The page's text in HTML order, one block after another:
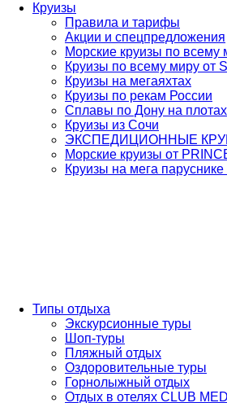
Круизы
Правила и тарифы
Акции и спецпредложения
Морские круизы по всему
Круизы по всему миру от
Круизы на мегаяхтах
Круизы по рекам России
Сплавы по Дону на плотах
Круизы из Сочи
ЭКСПЕДИЦИОННЫЕ
Морские круизы от
Круизы на мега
Типы отдыха
Экскурсионные туры
Шоп-туры
Пляжный отдых
Оздоровительные туры
Горнолыжный отдых
Отдых в отелях CLUB